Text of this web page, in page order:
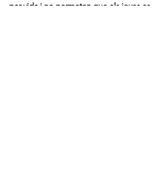
per vida i no permeten que els joves es